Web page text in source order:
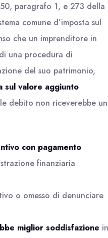
paragrafo 1, e 273 della
comune d’imposta sul
che un imprenditore in
una procedura di
del suo patrimonio,
sul valore aggiunto
debito non riceverebbe un
con pagamento
finanziaria
o omesso di denunciare
miglior soddisfazione in